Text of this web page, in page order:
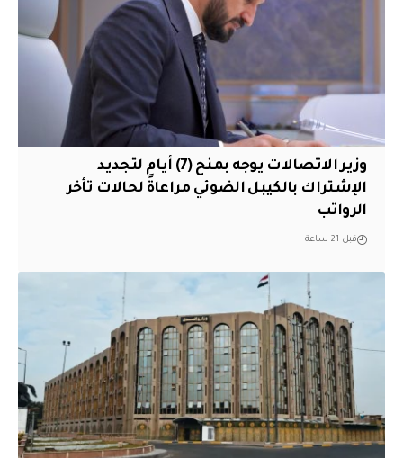
وزير الاتصالات يوجه بمنح (7) أيام لتجديد
الإشتراك بالكيبل الضوئي مراعاةً لحالات تأخر
الرواتب
قبل 21 ساعة